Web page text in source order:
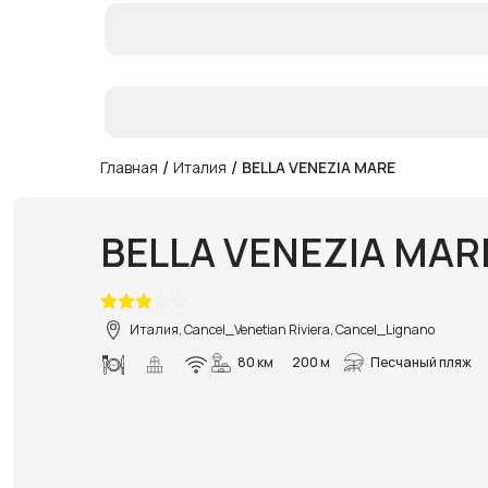
Главная / Италия / BELLA VENEZIA MARE
BELLA VENEZIA
Италия, Cancel_Venetian Riviera, Cancel_Lignano
80 км
200 м Песчаный пляж